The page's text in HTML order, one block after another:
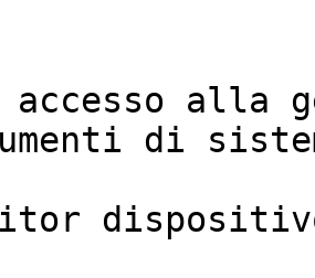
accesso alla
di